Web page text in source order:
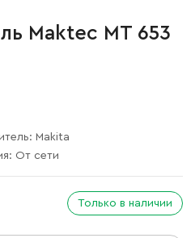
Maktec MT 653
Makita
От сети
Только в наличии